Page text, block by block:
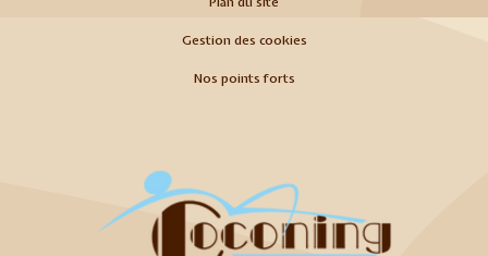
Gestion des cookies
Nos points forts